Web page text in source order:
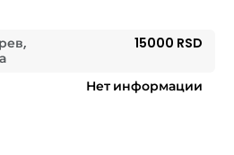
15000 RSD
Нет информации